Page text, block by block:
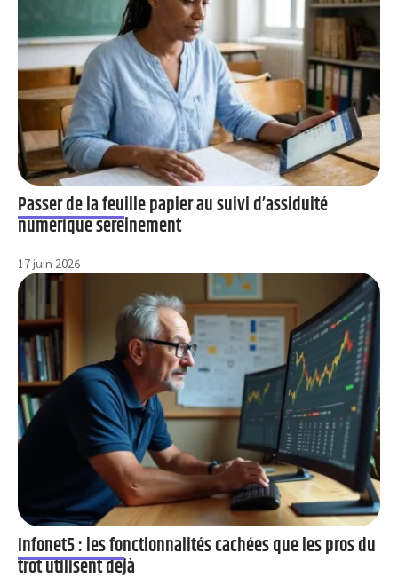
Passer de la feuille papier au suivi d’assiduité
numérique sereinement
17 juin 2026
Infonet5 : les fonctionnalités cachées que les pros du
trot utilisent déjà